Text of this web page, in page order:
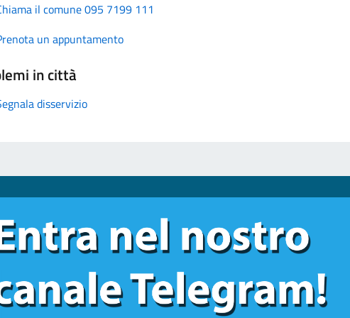
il comune 095 7199 111
un appuntamento
in città
disservizio